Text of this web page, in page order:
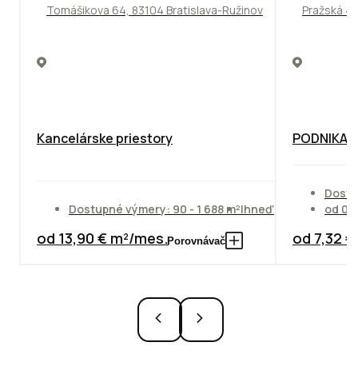
Tomášikova 64, 83104 Bratislava-Ružinov
Kancelárske priestory
Dostupné výmery: 90 - 1 688 m²Ihneď
od 13,90 € m²/mes.Porovnávač
Pražská
od
od 7,32